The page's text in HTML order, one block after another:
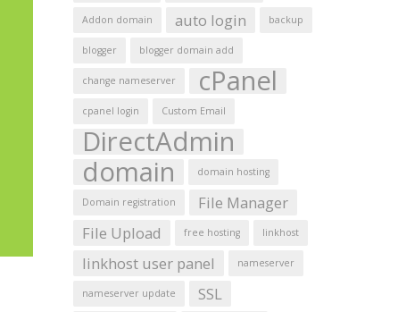
Addon domain auto login backup
blogger blogger domain add
change nameserver cPanel
cpanel login Custom Email
DirectAdmin
domain
domain hosting
Domain registration
File Manager
File Upload
free hosting linkhost
linkhost user panel nameserver
nameserver update
SSL